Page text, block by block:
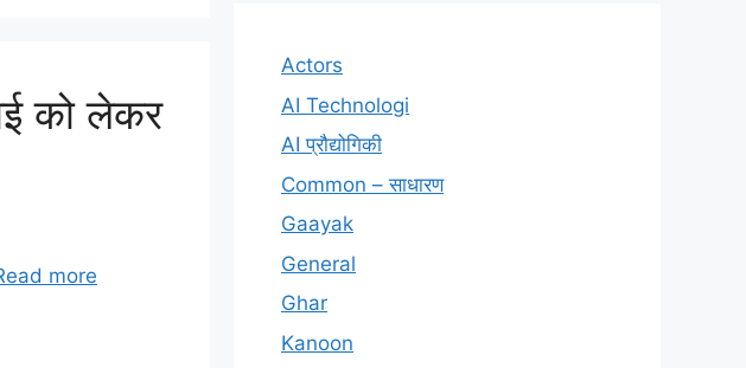
को लेकर
more
Actors
AI Technologi
AI प्रौद्योगिकी
Common – साधारण
Gaayak
General
Ghar
Kanoon